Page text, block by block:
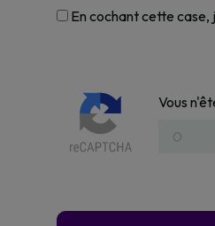
En cochant cette
Vous